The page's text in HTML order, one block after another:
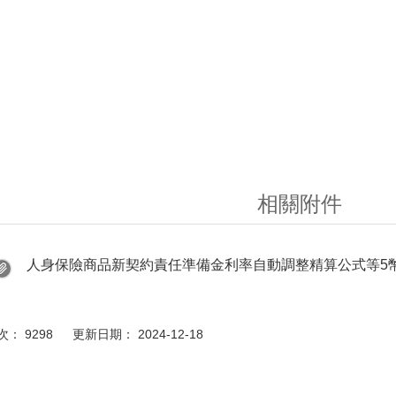
相關附件
人身保險商品新契約責任準備金利率自動調整精算公式等5
： 9298 更新日期： 2024-12-18